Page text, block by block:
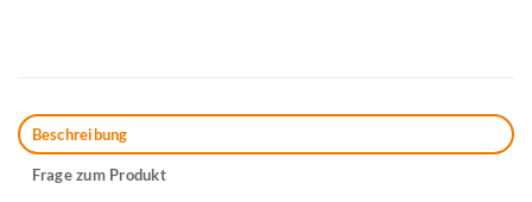
Beschreibung
Frage zum Produkt